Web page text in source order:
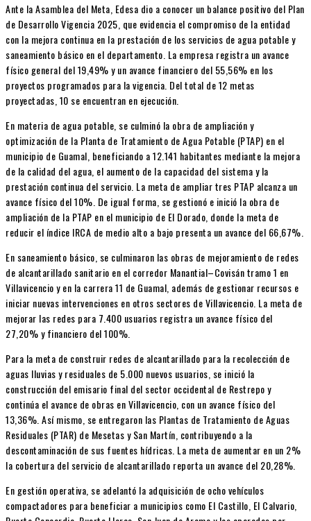
Ante la Asamblea del Meta, Edesa dio a conocer un balance positivo del Plan
de Desarrollo Vigencia 2025, que evidencia el compromiso de la entidad
con la mejora continua en la prestación de los servicios de agua potable y
saneamiento básico en el departamento. La empresa registra un avance
físico general del 19,49% y un avance financiero del 55,56% en los
proyectos programados para la vigencia. Del total de 12 metas
proyectadas, 10 se encuentran en ejecución.
En materia de agua potable, se culminó la obra de ampliación y
optimización de la Planta de Tratamiento de Agua Potable (PTAP) en el
municipio de Guamal, beneficiando a 12.141 habitantes mediante la mejora
de la calidad del agua, el aumento de la capacidad del sistema y la
prestación continua del servicio. La meta de ampliar tres PTAP alcanza un
avance físico del 10%. De igual forma, se gestionó e inició la obra de
ampliación de la PTAP en el municipio de El Dorado, donde la meta de
reducir el índice IRCA de medio alto a bajo presenta un avance del 66,67%.
En saneamiento básico, se culminaron las obras de mejoramiento de redes
de alcantarillado sanitario en el corredor Manantial–Covisán tramo 1 en
Villavicencio y en la carrera 11 de Guamal, además de gestionar recursos e
iniciar nuevas intervenciones en otros sectores de Villavicencio. La meta de
mejorar las redes para 7.400 usuarios registra un avance físico del
27,20% y financiero del 100%.
Para la meta de construir redes de alcantarillado para la recolección de
aguas lluvias y residuales de 5.000 nuevos usuarios, se inició la
construcción del emisario final del sector occidental de Restrepo y
continúa el avance de obras en Villavicencio, con un avance físico del
13,36%. Así mismo, se entregaron las Plantas de Tratamiento de Aguas
Residuales (PTAR) de Mesetas y San Martín, contribuyendo a la
descontaminación de sus fuentes hídricas. La meta de aumentar en un 2%
la cobertura del servicio de alcantarillado reporta un avance del 20,28%.
En gestión operativa, se adelantó la adquisición de ocho vehículos
compactadores para beneficiar a municipios como El Castillo, El Calvario,